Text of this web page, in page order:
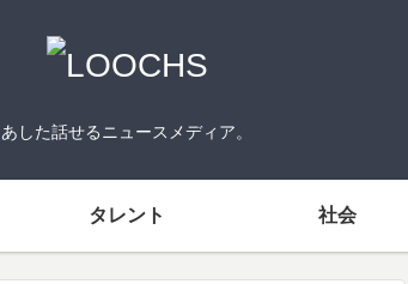
あした話せるニュースメディア。
タレント 社会